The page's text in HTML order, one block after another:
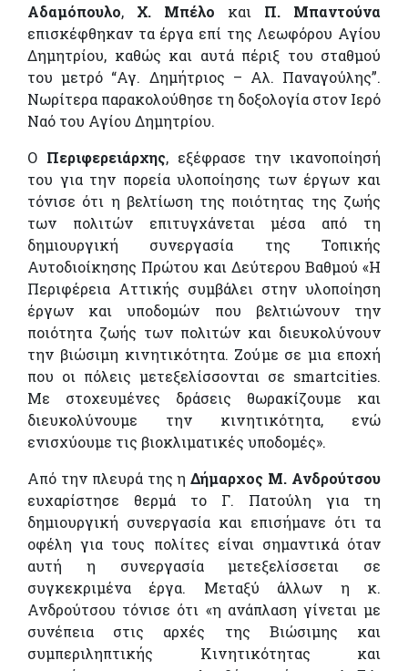
Αδαμόπουλο, Χ. Μπέλο και Π. Μπαντούνα
επισκέφθηκαν τα έργα επί της Λεωφόρου Αγίου
Δημητρίου, καθώς και αυτά πέριξ του σταθμού
του μετρό “Αγ. Δημήτριος – Αλ. Παναγούλης”.
Νωρίτερα παρακολούθησε τη δοξολογία στον Ιερό
Ναό του Αγίου Δημητρίου.
Ο Περιφερειάρχης, εξέφρασε την ικανοποίησή
του για την πορεία υλοποίησης των έργων και
τόνισε ότι η βελτίωση της ποιότητας της ζωής
των πολιτών επιτυγχάνεται μέσα από τη
δημιουργική συνεργασία της Τοπικής
Αυτοδιοίκησης Πρώτου και Δεύτερου Βαθμού «Η
Περιφέρεια Αττικής συμβάλει στην υλοποίηση
έργων και υποδομών που βελτιώνουν την
ποιότητα ζωής των πολιτών και διευκολύνουν
την βιώσιμη κινητικότητα. Ζούμε σε μια εποχή
που οι πόλεις μετεξελίσσονται σε smartcities.
Με στοχευμένες δράσεις θωρακίζουμε και
διευκολύνουμε την κινητικότητα, ενώ
ενισχύουμε τις βιοκλιματικές υποδομές».
Από την πλευρά της ηΔήμαρχος Μ. Ανδρούτσου
ευχαρίστησε θερμά το Γ. Πατούλη για τη
δημιουργική συνεργασία και επισήμανε ότι τα
οφέλη για τους πολίτες είναι σημαντικά όταν
αυτή η συνεργασία μετεξελίσσεται σε
συγκεκριμένα έργα. Μεταξύ άλλων η κ.
Ανδρούτσου τόνισε ότι «η ανάπλαση γίνεται με
συνέπεια στις αρχές της Βιώσιμης και
συμπεριληπτικής Κινητικότητας και